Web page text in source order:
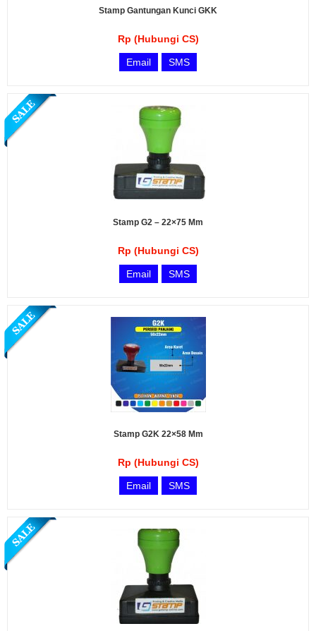
Stamp Gantungan Kunci GKK
Rp (Hubungi CS)
Email SMS
Stamp G2 – 22×75 Mm
Rp (Hubungi CS)
Email SMS
Stamp G2K 22×58 Mm
Rp (Hubungi CS)
Email SMS